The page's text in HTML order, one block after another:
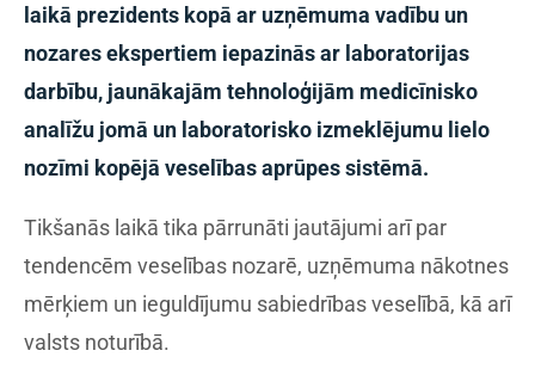
laikā prezidents kopā ar uzņēmuma vadību un
nozares ekspertiem iepazinās ar laboratorijas
darbību, jaunākajām tehnoloģijām medicīnisko
analīžu jomā un laboratorisko izmeklējumu lielo
nozīmi kopējā veselības aprūpes sistēmā.
Tikšanās laikā tika pārrunāti jautājumi arī par
tendencēm veselības nozarē, uzņēmuma nākotnes
mērķiem un ieguldījumu sabiedrības veselībā, kā arī
valsts noturībā.